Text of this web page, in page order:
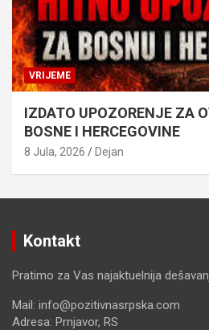
VRIJEME
IZDATO UPOZORENJE ZA
BOSNE I HERCEGOVINE
8 Jula, 2026 Dejan
Kontakt
Pratimo za Vas najaktuelnija
Mail: info@pozitivnasrpska.com
Adresa: Prnjavor, RS